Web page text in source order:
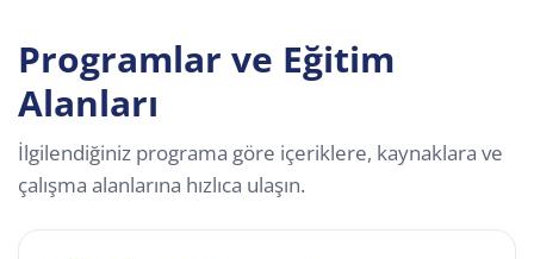
Programlar ve Eğitim
Alanları
İlgilendiğiniz programa göre içeriklere, kaynaklara ve
çalışma alanlarına hızlıca ulaşın.